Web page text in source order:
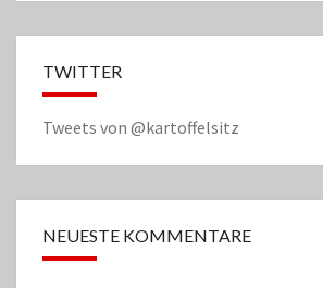
TWITTER
Tweets von @kartoffelsitz
NEUESTE KOMMENTARE